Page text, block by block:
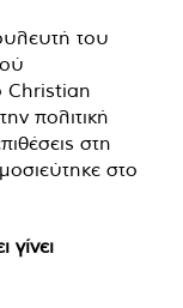
του
Christian
πολιτική
στη
στο